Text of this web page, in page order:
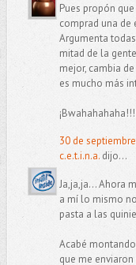
Pues propón
comprad una de
Argumenta
mitad de la
mejor, cambia
es mucho más
¡Bwahahahaha!!!
30 de
c.e.t.i.n.a.dijo...
Ja,ja,ja... Ahora
a mí lo mismo
pasta a las
Acabé
que me